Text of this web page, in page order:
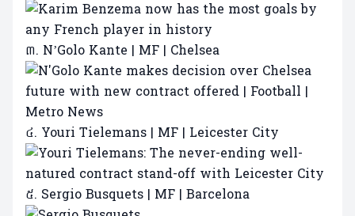
៣. N’Golo Kante | MF | Chelsea
៤. Youri Tielemans | MF | Leicester City
៥. Sergio Busquets | MF | Barcelona